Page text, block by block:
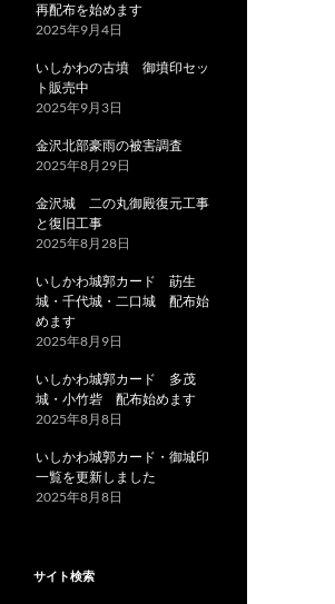
再配布を始めます
2025年9月4日
いしかわの古墳 御墳印セッ
ト販売中
2025年9月3日
金沢北部豪雨の被害調査
2025年8月29日
金沢城 二の丸御殿復元工事
と復旧工事
2025年8月28日
いしかわ城郭カード 莇生
城・千代城・二口城 配布始
めます
2025年8月9日
いしかわ城郭カード 多茂
城・小竹砦 配布始めます
2025年8月8日
いしかわ城郭カード・御城印
一覧を更新しました
2025年8月8日
サイト検索